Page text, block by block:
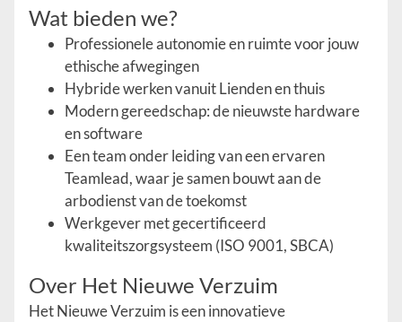
Wat bieden we?
Professionele autonomie en ruimte voor jouw
ethische afwegingen
Hybride werken vanuit Lienden en thuis
Modern gereedschap: de nieuwste hardware
en software
Een team onder leiding van een ervaren
Teamlead, waar je samen bouwt aan de
arbodienst van de toekomst
Werkgever met gecertificeerd
kwaliteitszorgsysteem (ISO 9001, SBCA)
Over Het Nieuwe Verzuim
Het Nieuwe Verzuim is een innovatieve